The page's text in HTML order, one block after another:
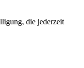
die jederzeit